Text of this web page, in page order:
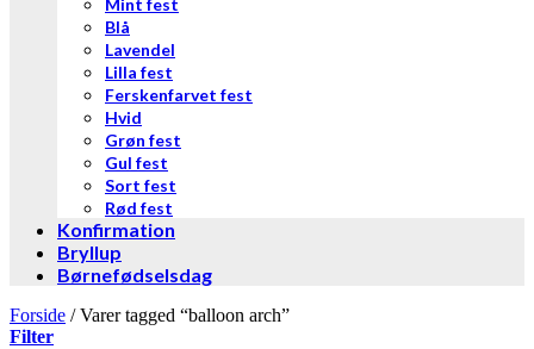
Mint fest
Blå
Lavendel
Lilla fest
Ferskenfarvet fest
Hvid
Grøn fest
Gul fest
Sort fest
Rød fest
Konfirmation
Bryllup
Børnefødselsdag
Forside /Varer tagged “balloon arch”
Filter